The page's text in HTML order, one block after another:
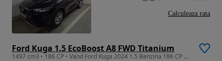
Ford Kuga 1.5 EcoBoost A8 FWD Titanium
1497 cm3 • 186 CP • Vand Ford Kuga 2024 1.5 Benzina 186 CP Automata, convertizor 8 trepte
Calculeaza rata